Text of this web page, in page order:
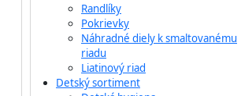
Randlíky
Pokrievky
Náhradné diely k smaltovanému
riadu
Liatinový riad
Detský sortiment